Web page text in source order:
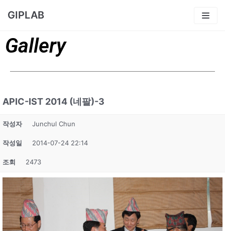
콘
츠
로
기
GIPLAB
Gallery
APIC-IST 2014 (네팔)-3
작성자 Junchul Chun
작성일 2014-07-24 22:14
조회 2473